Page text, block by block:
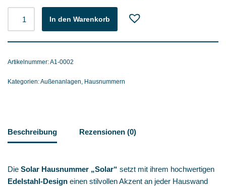
In den Warenkorb
Artikelnummer:A1-0002
Kategorien:Außenanlagen, Hausnummern
Beschreibung Rezensionen (0)
Die Solar Hausnummer „Solar“ setzt mit ihrem hochwertigen
Edelstahl‑Design einen stilvollen Akzent an jeder Hauswand